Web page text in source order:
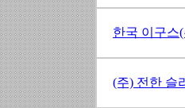
한국 이구스
(주) 전한 슬